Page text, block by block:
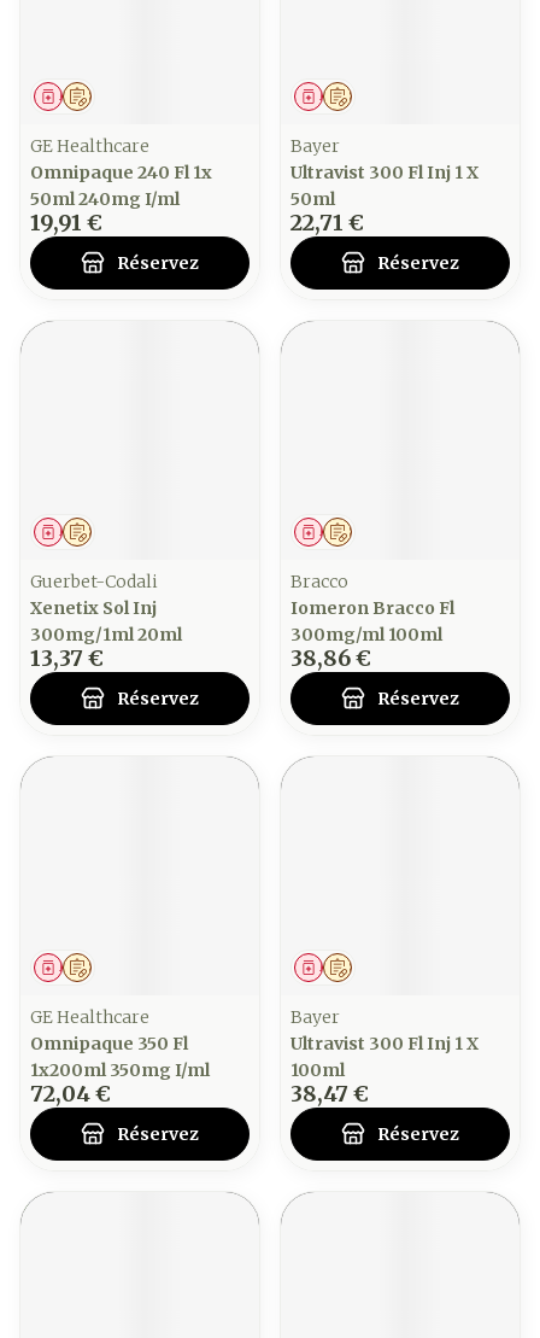
Sur prescription
Médicament
GE Healthcare
Omnipaque 240 Fl 1x
50ml 240mg I/ml
19,91 €
Réservez
Sur prescription
Médicament
Bayer
Ultravist 300 Fl Inj 1 X
50ml
22,71 €
Réservez
Sur prescription
Médicament
Guerbet-Codali
Xenetix Sol Inj
300mg/1ml 20ml
13,37 €
Réservez
Sur prescription
Médicament
Bracco
Iomeron Bracco Fl
300mg/ml 100ml
38,86 €
Réservez
Sur prescription
Médicament
GE Healthcare
Omnipaque 350 Fl
1x200ml 350mg I/ml
72,04 €
Réservez
Sur prescription
Médicament
Bayer
Ultravist 300 Fl Inj 1 X
100ml
38,47 €
Réservez